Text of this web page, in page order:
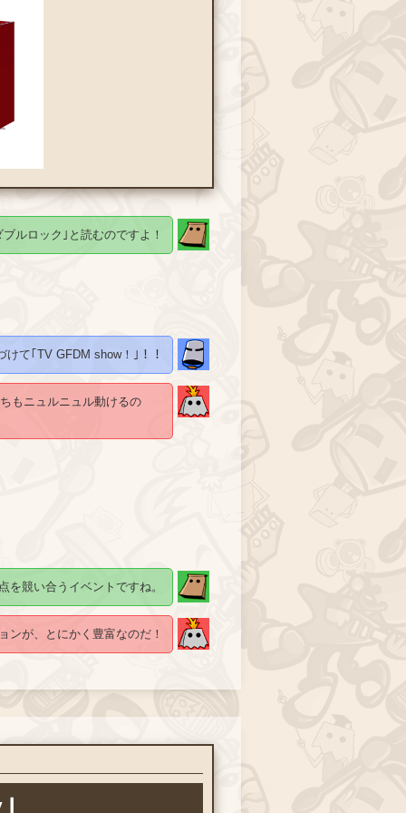
ブルロック｣と読むのですよ！
けて｢TV GFDM show！｣！！
もニュルニュル動けるの
を競い合うイベントですね。
ンが、とにかく豊富なのだ！